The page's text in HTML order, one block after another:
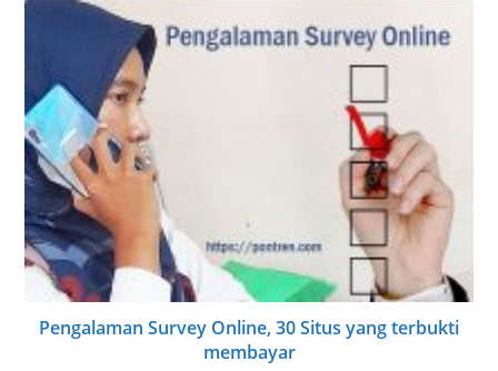
Pengalaman Survey Online, 30 Situs yang terbukti
membayar